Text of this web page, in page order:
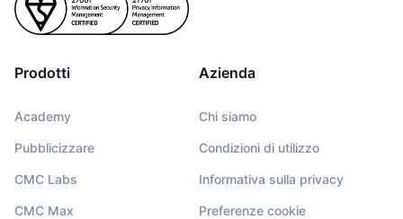
Prodotti
Academy
Pubblicizzare
CMC Labs
CMC Max
Azienda
Chi siamo
Condizioni di utilizzo
Informativa sulla privacy
Preferenze cookie